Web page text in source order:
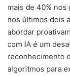
mais de 40%
nos últimos dois
abordar
com IA é um
reconhecimento
algoritmos para